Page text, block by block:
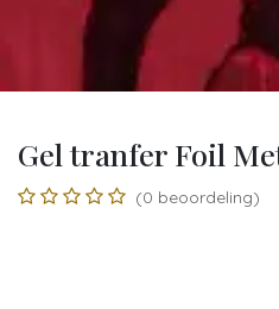
Gel tranfer Foil
(0 beoordeling)